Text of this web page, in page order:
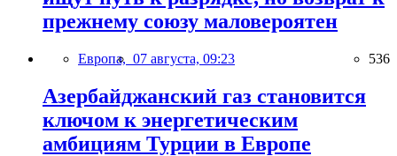
прежнему союзу маловероятен
Европа, 07 августа, 09:23 536
Азербайджанский газ становится
ключом к энергетическим
амбициям Турции в Европе